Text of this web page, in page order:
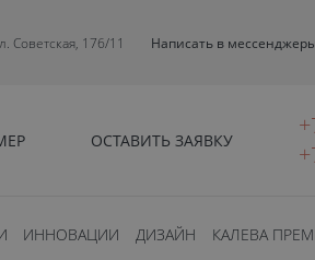
Советская, 176/11 Написать в
ОСТАВИТЬ ЗАЯВКУ
ИННОВАЦИИ ДИЗАЙН КАЛЕВА